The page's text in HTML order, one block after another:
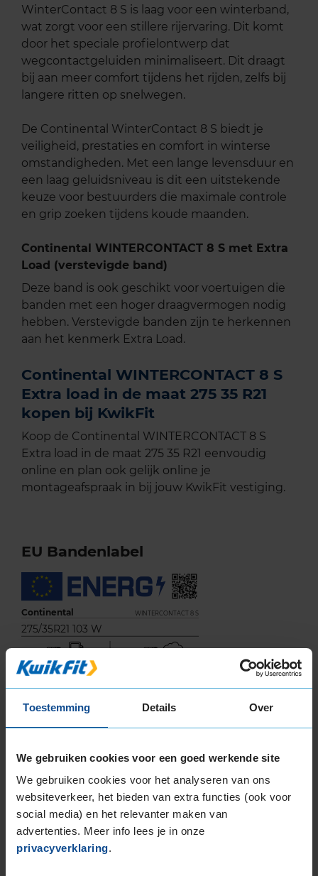
Toestemming Details Over
We gebruiken cookies voor een goed werkende site
We gebruiken cookies voor het analyseren van ons
websiteverkeer, het bieden van extra functies (ook voor
social media) en het relevanter maken van
advertenties. Meer info lees je in onze
privacyverklaring.
WinterContact 8 S is laag voor een winterband,
wat zorgt voor een stillere rijervaring. Dit komt
door het speciale profielontwerp dat
wegcontactgeluiden minimaliseert. Dit draagt
bij aan meer comfort tijdens het rijden, zelfs bij
langere ritten op snelwegen.
De Continental WinterContact 8 S biedt je
veiligheid, prestaties en comfort in winterse
omstandigheden. Met een lange levensduur en
een laag geluidsniveau is dit een uitstekende
keuze voor bestuurders die maximale controle
en grip zoeken tijdens koude maanden.
Continental WINTERCONTACT 8 S met Extra
Load (verstevigde band)
Deze band is ook geschikt voor voertuigen die
banden met een hoger draagvermogen nodig
hebben. Verstevigde banden zijn te herkennen
aan het kenmerk Extra Load.
Continental WINTERCONTACT 8 S
Extra load in de maat 275 35 R21
kopen bij KwikFit
Koop de Continental WINTERCONTACT 8 S
Extra load in de maat 275 35 R21 eenvoudig
online en plan ook gelijk online je
montageafspraak in bij jouw KwikFit vestiging.
EU Bandenlabel
Continental WINTERCONTACT 8 S
275/35R21 103 W
C
73
ABC